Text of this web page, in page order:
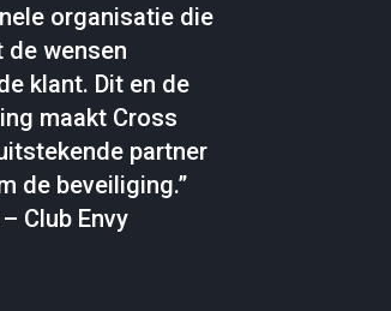
organisatie die
de wensen
klant. Dit en de
maakt Cross
partner
de beveiliging.”
Club Envy